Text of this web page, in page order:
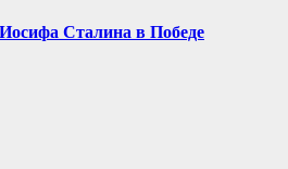
Сталина в Победе